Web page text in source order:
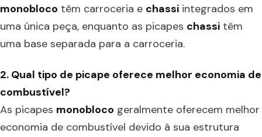
monobloco têm carroceria e chassi integrados em
uma única peça, enquanto as picapes chassi têm
uma base separada para a carroceria.
2. Qual tipo de picape oferece melhor economia de
combustível?
As picapes monobloco geralmente oferecem melhor
economia de combustível devido à sua estrutura